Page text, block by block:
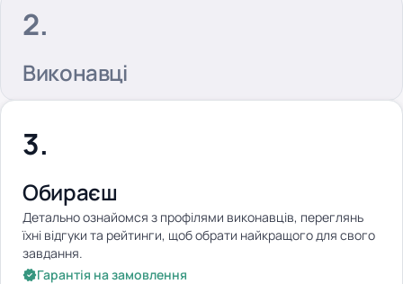
Виконавці
Обираєш
Детально ознайомся з профілями виконавців, переглянь
їхні відгуки та рейтинги, щоб обрати найкращого для свого
завдання.
Гарантія на замовлення